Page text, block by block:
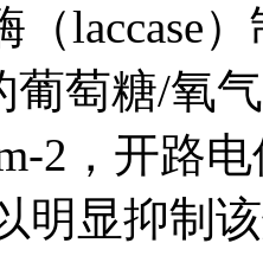
（laccase
葡萄糖/氧
2，开路
明显抑制